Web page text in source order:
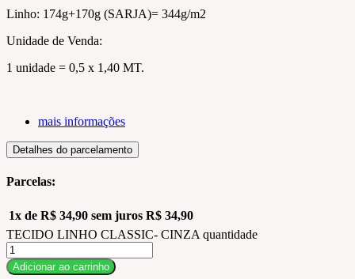
Linho: 174g+170g (SARJA)= 344g/m2
Unidade de Venda:
1 unidade = 0,5 x 1,40 MT.
mais informações
Detalhes do parcelamento
Parcelas:
1x de R$ 34,90 sem juros R$ 34,90
TECIDO LINHO CLASSIC- CINZA quantidade
Adicionar ao carrinho